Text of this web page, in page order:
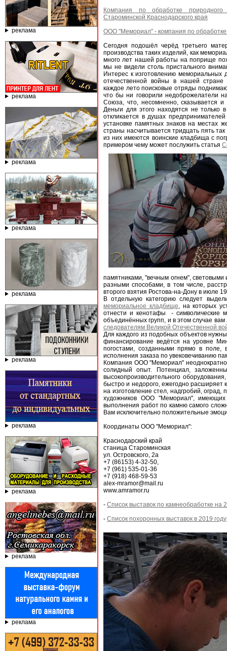
реклама
реклама
реклама
реклама
реклама
реклама
реклама
реклама
реклама
реклама
Компания по обработке
Староминской Краснодарского края
ООО "Мемориал" - компания по
Сегодня подошёл черёд третьего
производства таких изделий, как
много лет нашей работы на поприще
мы не видели столь пристального
Интерес к изготовлению мемориальных
отечественной войны в нашей
каждое лето поисковые отряды
что бы ни говорили недоброжелатели
Союза, что, несомненно, сказывается
Деньги для этого находятся не только
откликается в душах
установке памятных знаков на местах
страны насчитывается тридцать пять
из них имеются воинские кладбища с
примером чему может послужить статья
памятниками, "вечным огнем", световыми
разными способами, в том числе,
второго взятия Ростова-на-Дону в июле
В отдельную категорию следует
мемориальное кладбище, на которых
отнести и кенотафы - символические
объединённых групп, и в этом случае
следователям Великой Отечественной
Для каждого из подобных объектов
финансирование ведётся на уровне
погостами, созданными прямо в поле,
исполнения заказа по увековечиванию
Компания ООО "Мемориал" неоднократно
солидный опыт. Потенциал,
высокопроизводительного
быстро и недорого, ежегодно расширяет
на изготовление стел, надгробий,
художников ООО "Мемориал",
выполнения работ по камню самого
Вам исключительно положительные
Координаты ООО "Мемориал":
Краснодарский край
станица Староминская
ул. Островского, 2а
+7 (86153) 4-32-50,
+7 (961) 535-01-36
+7 (918) 468-59-53
alex-mramor@mail.ru
www.amramor.ru
- Список выставок по камнеобработке на
- Список похоронных выставок в 2019 году